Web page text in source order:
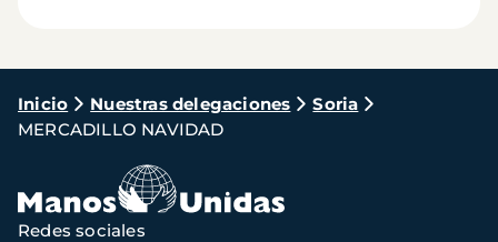
Ruta
de
navegación
Inicio Nuestras delegaciones
Soria
MERCADILLO NAVIDAD
Redes sociales